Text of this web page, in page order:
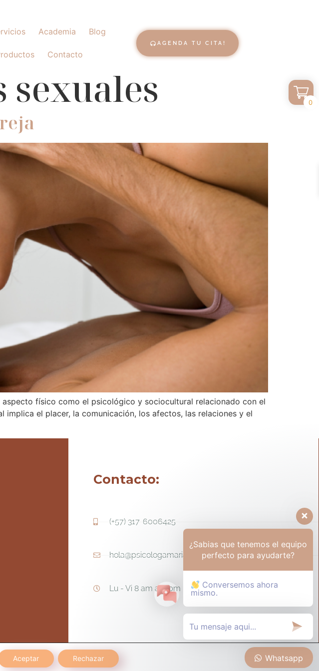
Academia Blog
Contacto
AGENDA TU CITA!
sexuales
físico como el psicológico y sociocultural relacionado con el
el placer, la comunicación, los afectos, las relaciones y el
Contacto:
(+57) 317-6006425
hola@psicologamariapaula.com
Lu - Vi 8 am a 6 pm - Sa 8am - 12m
Aceptar Rechazar
0
¿Sabias que tenemos el equipo
perfecto para ayudarte?
Conversemos ahora
mismo.
Whatsapp